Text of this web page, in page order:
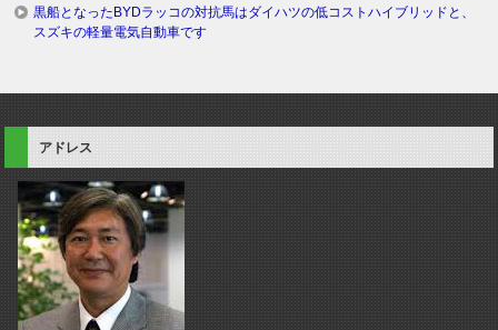
黒船となったBYDラッコの対抗馬はダイハツの低コストハイブリッドと、
スズキの軽量電気自動車です
アドレス